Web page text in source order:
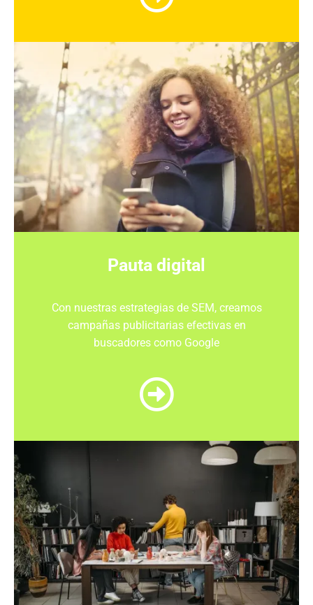
Pauta digital
Con nuestras estrategias de SEM, creamos
campañas publicitarias efectivas en
buscadores como Google